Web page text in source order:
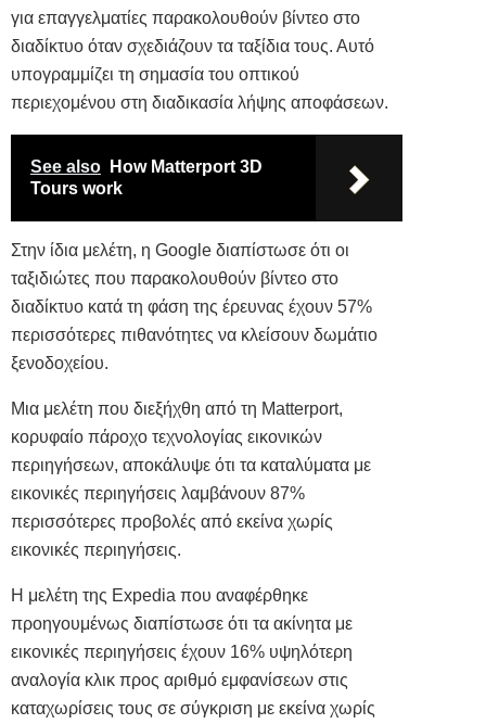
για επαγγελματίες παρακολουθούν βίντεο στο
διαδίκτυο όταν σχεδιάζουν τα ταξίδια τους. Αυτό
υπογραμμίζει τη σημασία του οπτικού
περιεχομένου στη διαδικασία λήψης αποφάσεων.
See also
How Matterport 3D
Tours work
Στην ίδια μελέτη, η Google διαπίστωσε ότι οι
ταξιδιώτες που παρακολουθούν βίντεο στο
διαδίκτυο κατά τη φάση της έρευνας έχουν 57%
περισσότερες πιθανότητες να κλείσουν δωμάτιο
ξενοδοχείου.
Μια μελέτη που διεξήχθη από τη Matterport,
κορυφαίο πάροχο τεχνολογίας εικονικών
περιηγήσεων, αποκάλυψε ότι τα καταλύματα με
εικονικές περιηγήσεις λαμβάνουν 87%
περισσότερες προβολές από εκείνα χωρίς
εικονικές περιηγήσεις.
Η μελέτη της Expedia που αναφέρθηκε
προηγουμένως διαπίστωσε ότι τα ακίνητα με
εικονικές περιηγήσεις έχουν 16% υψηλότερη
αναλογία κλικ προς αριθμό εμφανίσεων στις
καταχωρίσεις τους σε σύγκριση με εκείνα χωρίς